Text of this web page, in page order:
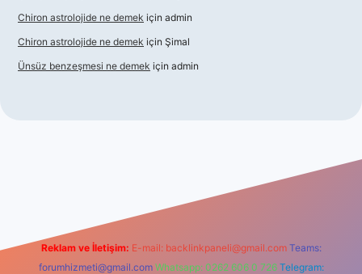
Chiron astrolojide ne demek için admin
Chiron astrolojide ne demek için Şimal
Ünsüz benzeşmesi ne demek için admin
Reklam ve İletişim: E-mail: backlinkpaneli@gmail.com Teams:
forumhizmeti@gmail.com Whatsapp: 0262 606 0 726 Telegram: